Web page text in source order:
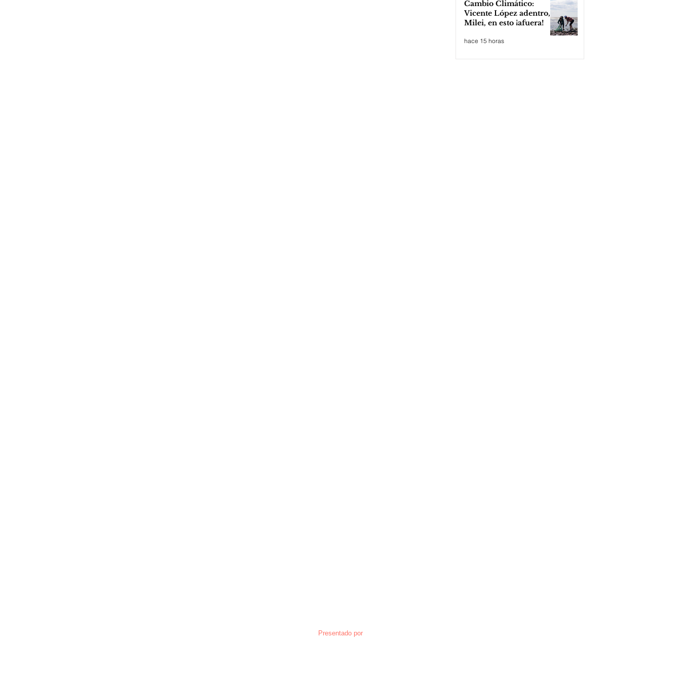
Cambio Climático:
Vicente López adentro,
Milei, en esto ¡afuera!
hace 15 horas
Presentado por